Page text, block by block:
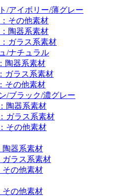
/アイボリー/薄グレー
その他素材
陶器系素材
ガラス系素材
/ナチュラル
陶器系素材
ガラス系素材
その他素材
/ブラック/濃グレー
陶器系素材
ガラス系素材
その他素材
陶器系素材
ガラス系素材
その他素材
その他素材